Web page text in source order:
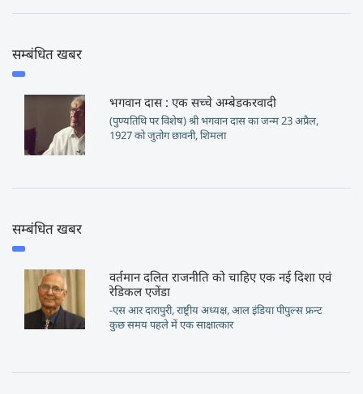
सम्बंधित खबर
भगवान दास : एक सच्चे अम्बेडकरवादी
(पुण्यतिथि पर विशेष) श्री भगवान दास का जन्म 23 अप्रैल,
1927 को जुतोग छावनी, शिमला
सम्बंधित खबर
वर्तमान दलित राजनीति को चाहिए एक नई दिशा एवं
रेडिकल एजेंडा
-एस आर दारापुरी, राष्ट्रीय अध्यक्ष, आल इंडिया पीपुल्स फ्रन्ट
कुछ समय पहले में एक साक्षात्कार